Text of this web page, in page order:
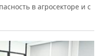
в агросекторе и с